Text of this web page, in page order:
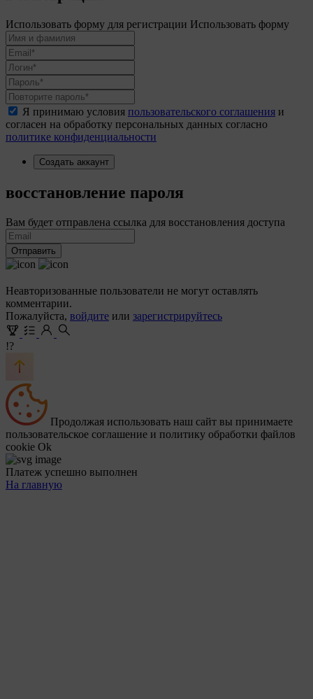
Использовать форму для регистрации Использовать форму
Я принимаю условия пользовательского соглашения и
согласен на обработку персональных данных согласно
политике конфиденциальности
Создать аккаунт
восстановление пароля
Вам будет отправлена ссылка для восстановления доступа
Отправить
Неавторизованные пользователи не могут оставлять
комментарии.
Пожалуйста, войдите или зарегистрируйтесь
!?
Продолжая использовать наш сайт вы принимаете
пользовательское соглашение и политику обработки файлов
cookie Ok
Платеж успешно выполнен
На главную